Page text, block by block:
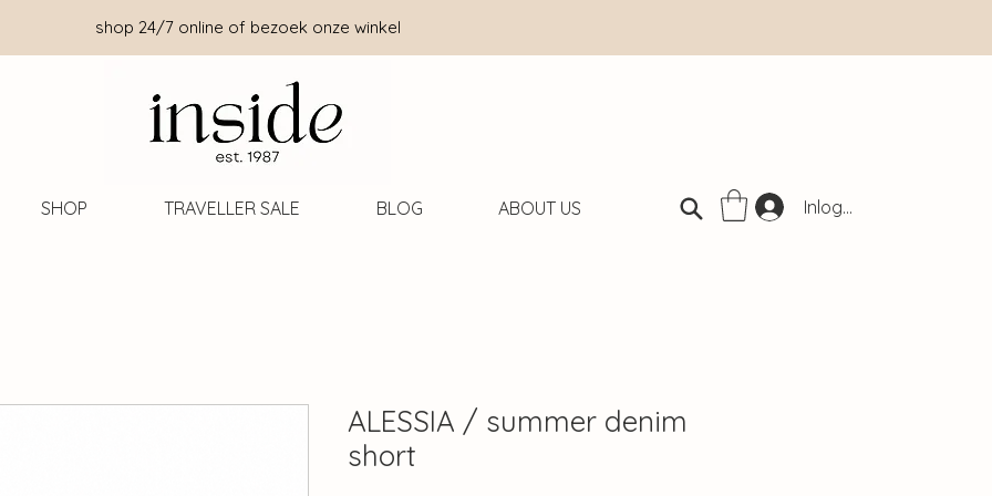
shop 24/7 online of bezoek onze winkel
SHOP TRAVELLER SALE BLOG ABOUT US Inloggen
ALESSIA / summer denim
short